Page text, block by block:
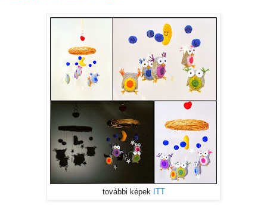
további képek ITT